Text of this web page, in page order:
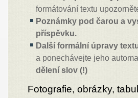
formátování textu
Poznámky pod čarou a
příspěvku.
Další formální úpravy
a ponechávejte jeho
dělení slov (!)
Fotografie, obrázky,